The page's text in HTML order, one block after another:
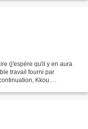
(j'espère qu'il y en aura
travail fourni par
Kkou.